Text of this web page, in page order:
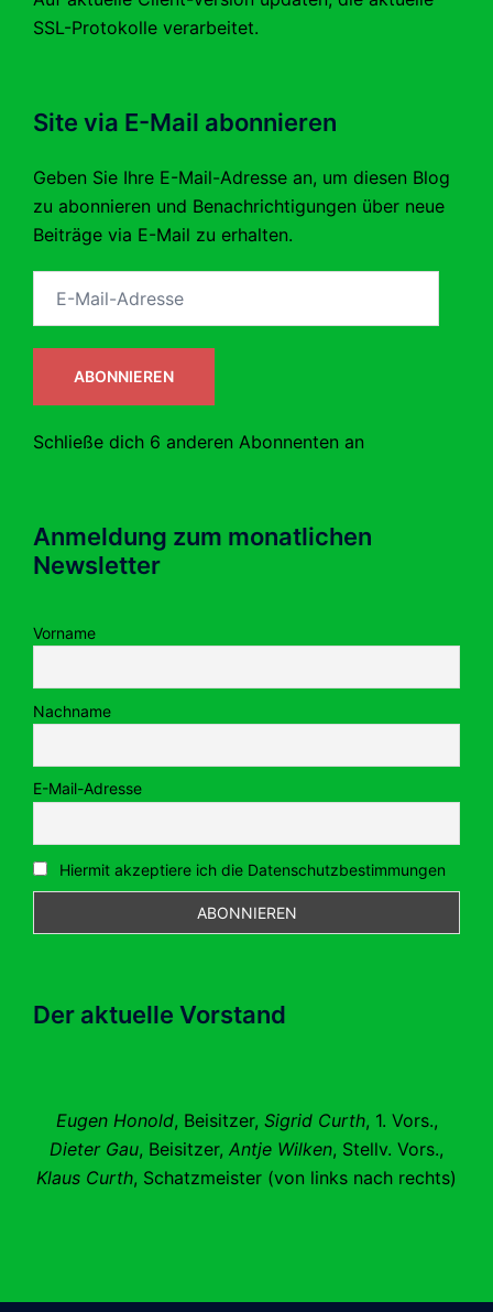
SSL-Protokolle verarbeitet.
Site via E-Mail abonnieren
Geben Sie Ihre E-Mail-Adresse an, um diesen Blog
zu abonnieren und Benachrichtigungen über neue
Beiträge via E-Mail zu erhalten.
Mail-
ABONNIEREN
Schließe dich 6 anderen Abonnenten an
Anmeldung zum monatlichen
Newsletter
Vorname
Nachname
E-Mail-Adresse
Hiermit akzeptiere ich die Datenschutzbestimmungen
Der aktuelle Vorstand
Eugen Honold, Beisitzer, Sigrid Curth, 1. Vors.,
Dieter Gau, Beisitzer, Antje Wilken, Stellv. Vors.,
Klaus Curth, Schatzmeister (von links nach rechts)